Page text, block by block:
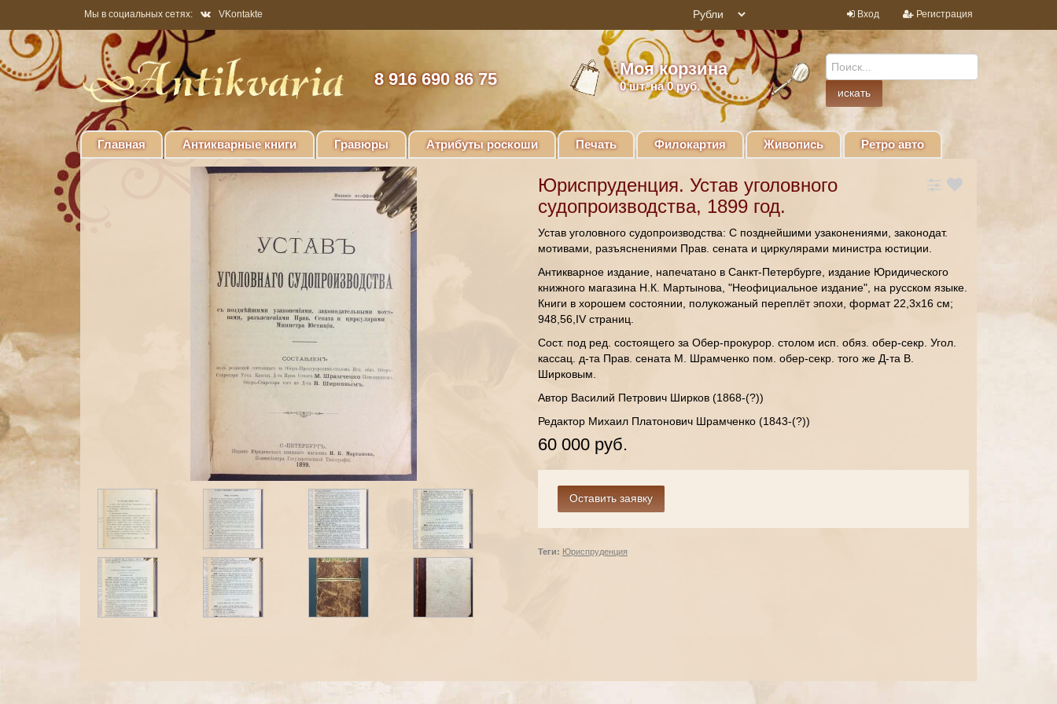
Мы в социальных сетях: VKontakte Вход Регистрация
8 916 690 86 75
Моя корзина
0шт. на 0 руб.
Главная Антикварные книги Гравюры Атрибуты роскоши Печать Филокартия Живопись Ретро авто
Юриспруденция. Устав уголовного
судопроизводства, 1899 год.
Устав уголовного судопроизводства: С позднейшими узаконениями, законодат.
мотивами, разъяснениями Прав. сената и циркулярами министра юстиции.
Антикварное издание, напечатано в Санкт-Петербурге, издание Юридического
книжного магазина Н.К. Мартынова, "Неофициальное издание", на русском языке.
Книги в хорошем состоянии, полукожаный переплёт эпохи, формат 22,3х16 см;
948,56,IV страниц.
Сост. под ред. состоящего за Обер-прокурор. столом исп. обяз. обер-секр. Угол.
кассац. д-та Прав. сената М. Шрамченко пом. обер-секр. того же Д-та В.
Ширковым.
Автор Василий Петрович Ширков (1868-(?))
Редактор Михаил Платонович Шрамченко (1843-(?))
60 000 руб.
Теги: Юриспруденция